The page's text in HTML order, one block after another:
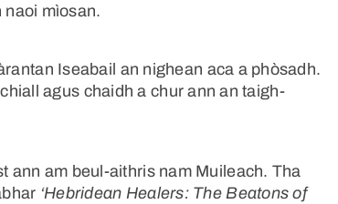
naoi mìosan.
Iseabail an nighean aca a phòsadh.
agus chaidh a chur ann an taigh-
ann am beul-aithris nam Muileach. Tha
‘Hebridean Healers: The Beatons of